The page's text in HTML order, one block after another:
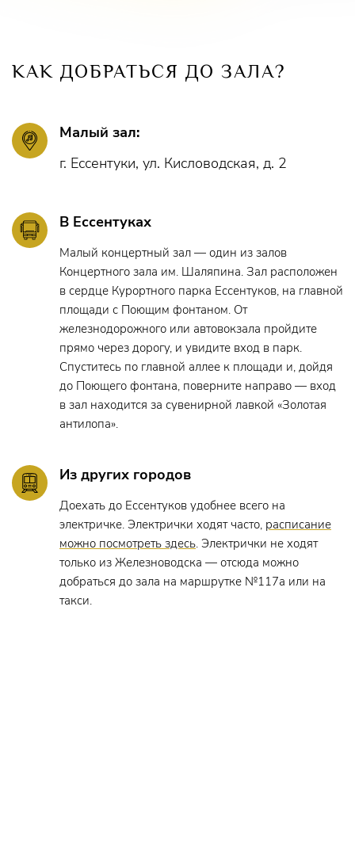
КАК ДОБРАТЬСЯ ДО ЗАЛА?
Малый зал:
г. Ессентуки, ул. Кисловодская, д. 2
В Ессентуках
Малый концертный зал — один из залов
Концертного зала им. Шаляпина. Зал расположен
в сердце Курортного парка Ессентуков, на главной
площади с Поющим фонтаном. От
железнодорожного или автовокзала пройдите
прямо через дорогу, и увидите вход в парк.
Спуститесь по главной аллее к площади и, дойдя
до Поющего фонтана, поверните направо — вход
в зал находится за сувенирной лавкой «Золотая
антилопа».
Из других городов
Доехать до Ессентуков удобнее всего на
электричке. Электрички ходят часто, расписание
можно посмотреть здесь. Электрички не ходят
только из Железноводска — отсюда можно
добраться до зала на маршрутке №117а или на
такси.